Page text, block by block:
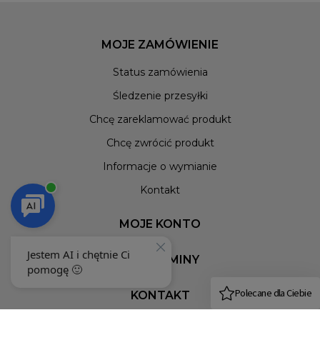
MOJE ZAMÓWIENIE
Status zamówienia
Śledzenie przesyłki
Chcę zareklamować produkt
Chcę zwrócić produkt
Informacje o wymianie
Kontakt
MOJE KONTO
REGULAMINY
KONTAKT